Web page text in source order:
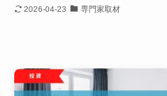
2026-04-23 専門家取材